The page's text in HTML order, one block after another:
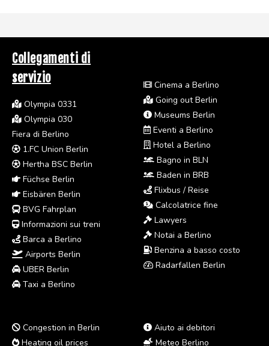
Collegamenti di
servizio
Olympia 0331
Olympia 030
Fiera di Berlino
1.FC Union Berlin
Hertha BSC Berlin
Füchse Berlin
Eisbären Berlin
BVG Fahrplan
Informazioni sui treni
Barca a Berlino
Airports Berlin
UBER Berlin
Taxi a Berlino
Cinema a Berlino
Going out Berlin
Museums Berlin
Eventi a Berlino
Hotel a Berlino
Bagno in BLN
Baden in BRB
Flixbus / Reise
Calcolatrice fine
Lawyers
Notai a Berlino
Benzina a basso costo
Radarfallen Berlin
Congestion in Berlin
Heating oil prices
Aiuto ai debitori
Meteo Berlino